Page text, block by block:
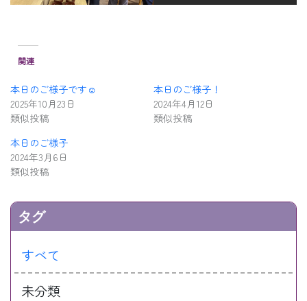
関連
本日のご様子です☺️
2025年10月23日
類似投稿
本日のご様子！
2024年4月12日
類似投稿
本日のご様子
2024年3月6日
類似投稿
タグ
すべて
未分類